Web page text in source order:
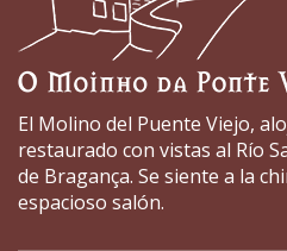
El Molino del Puente Viejo,
restaurado con vistas al Río
de Bragança. Se siente a la
espacioso salón.